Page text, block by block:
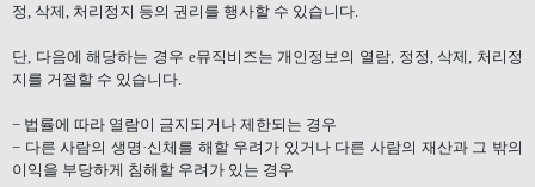
정, 삭제, 처리정지 등의 권리를 행사할 수 있습니다.
단, 다음에 해당하는 경우 e뮤직비즈는 개인정보의 열람, 정정,삭제, 처리정
지를 거절할 수 있습니다.
− 법률에 따라 열람이 금지되거나 제한되는 경우
− 다른 사람의 생명·신체를 해할 우려가 있거나 다른 사람의 재산과 그 밖의
이익을 부당하게 침해할 우려가 있는 경우